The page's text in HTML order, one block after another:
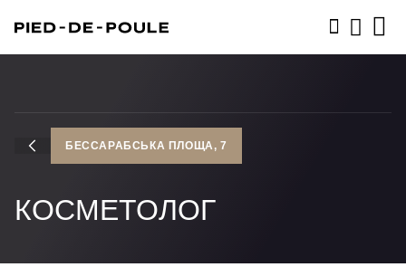
БЕССАРАБСЬКА ПЛОЩА, 7
КОСМЕТОЛОГ